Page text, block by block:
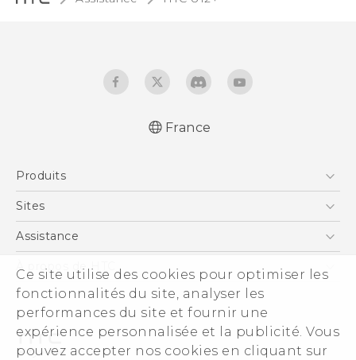
Ce site utilise des cookies pour optimiser les
fonctionnalités du site, analyser les
performances du site et fournir une
expérience personnalisée et la publicité. Vous
pouvez accepter nos cookies en cliquant sur
France
Produits
Smartphones
Vive
Accessoires
Sites
HTC Vive
HTC Pro
Assistance
eCommerce Support
À propos de HTC
ESG
Informations sur la société
Sécurité du produit